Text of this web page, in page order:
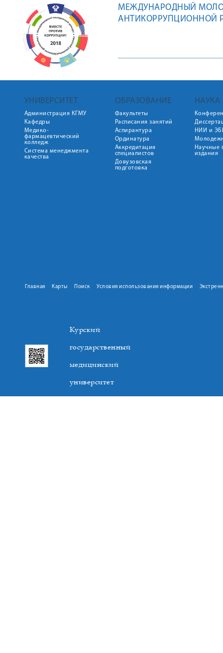
МЕЖДУНАРОДНЫЙ
АНТИКОРРУПЦИОННОЙ
УНИВЕРСИТЕТ
Администрация КГМУ
Кафедры
Медико-
фармацевтический
колледж
Система менеджмента
качества
ОБРАЗОВАНИЕ
Факультеты
Расписания занятий
Аспирантура
Ординатура
Аккредитация
специалистов
Довузовская
подготовка
НАУКА
НИИ и
Научные
издания
Главная Карты Поиск Условия использования информации
Курский
государственный
медицинский
университет